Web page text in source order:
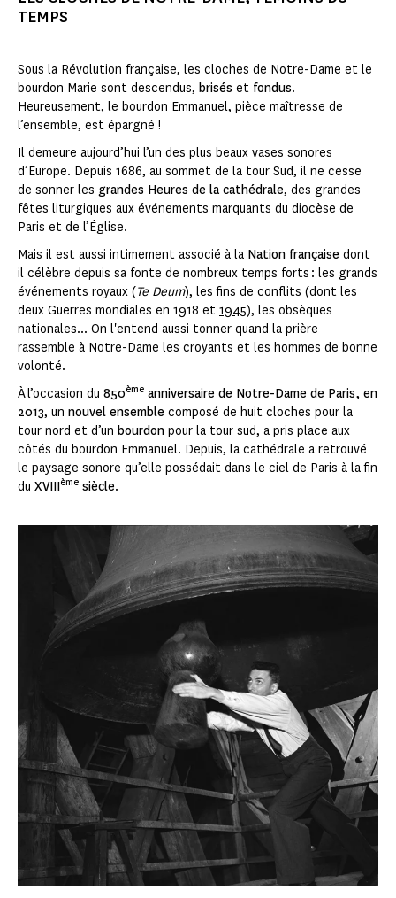
TEMPS
Sous la Révolution française, les cloches de Notre-Dame et le
bourdon Marie sont descendus, brisés et fondus.
Heureusement, le bourdon Emmanuel, pièce maîtresse de
l’ensemble, est épargné !
Il demeure aujourd’hui l’un des plus beaux vases sonores
d’Europe. Depuis 1686, au sommet de la tour Sud, il ne cesse
de sonner les grandes Heures de la cathédrale, des grandes
fêtes liturgiques aux événements marquants du diocèse de
Paris et de l’Église.
Mais il est aussi intimement associé à la Nation française dont
il célèbre depuis sa fonte de nombreux temps forts : les grands
événements royaux (Te Deum), les fins de conflits (dont les
deux Guerres mondiales en 1918 et 1945), les obsèques
nationales... On l'entend aussi tonner quand la prière
rassemble à Notre-Dame les croyants et les hommes de bonne
volonté.
À l’occasion du 850ème anniversaire de Notre-Dame de Paris, en
2013, un nouvel ensemble composé de huit cloches pour la
tour nord et d’un bourdon pour la tour sud, a pris place aux
côtés du bourdon Emmanuel. Depuis, la cathédrale a retrouvé
le paysage sonore qu’elle possédait dans le ciel de Paris à la fin
du XVIIIème siècle.